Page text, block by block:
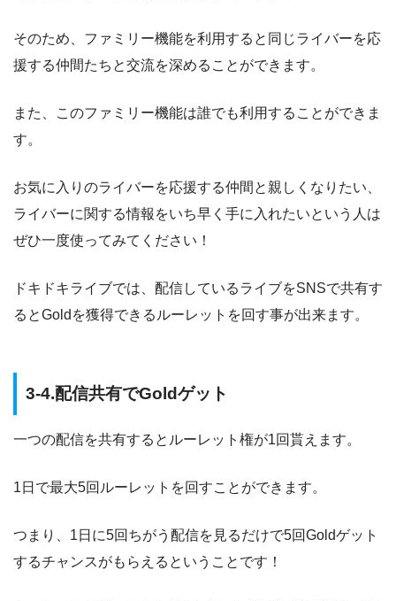
そのため、ファミリー機能を利用すると同じライバーを応
援する仲間たちと交流を深めることができます。
また、このファミリー機能は誰でも利用することができま
す。
お気に入りのライバーを応援する仲間と親しくなりたい、
ライバーに関する情報をいち早く手に入れたいという人は
ぜひ一度使ってみてください！
ドキドキライブでは、配信しているライブをSNSで共有す
るとGoldを獲得できるルーレットを回す事が出来ます。
3-4.配信共有でGoldゲット
一つの配信を共有するとルーレット権が1回貰えます。
1日で最大5回ルーレットを回すことができます。
つまり、1日に5回ちがう配信を見るだけで5回Goldゲット
するチャンスがもらえるということです！